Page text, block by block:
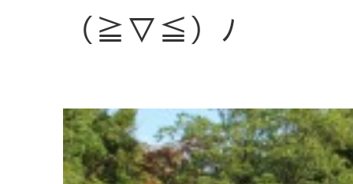
（≧▽≦）ﾉ